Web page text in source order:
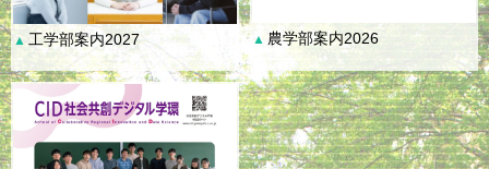
▲ 工学部案内2027 ▲ 農学部案内2026